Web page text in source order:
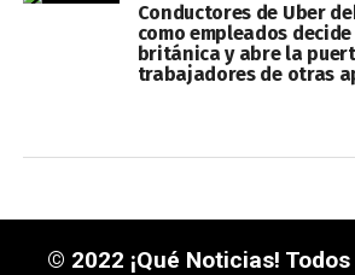
Conductores de Uber
como empleados
británica y abre la
trabajadores de otras
© 2022 ¡Qué Noticias!